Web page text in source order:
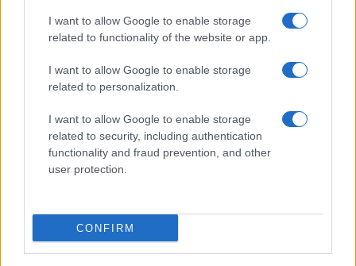
I want to allow Google to enable storage
related to functionality of the website or app.
I want to allow Google to enable storage
related to personalization.
I want to allow Google to enable storage
related to security, including authentication
functionality and fraud prevention, and other
user protection.
CONFIRM
Feng Shui: consigli per posizionare il divano in modo